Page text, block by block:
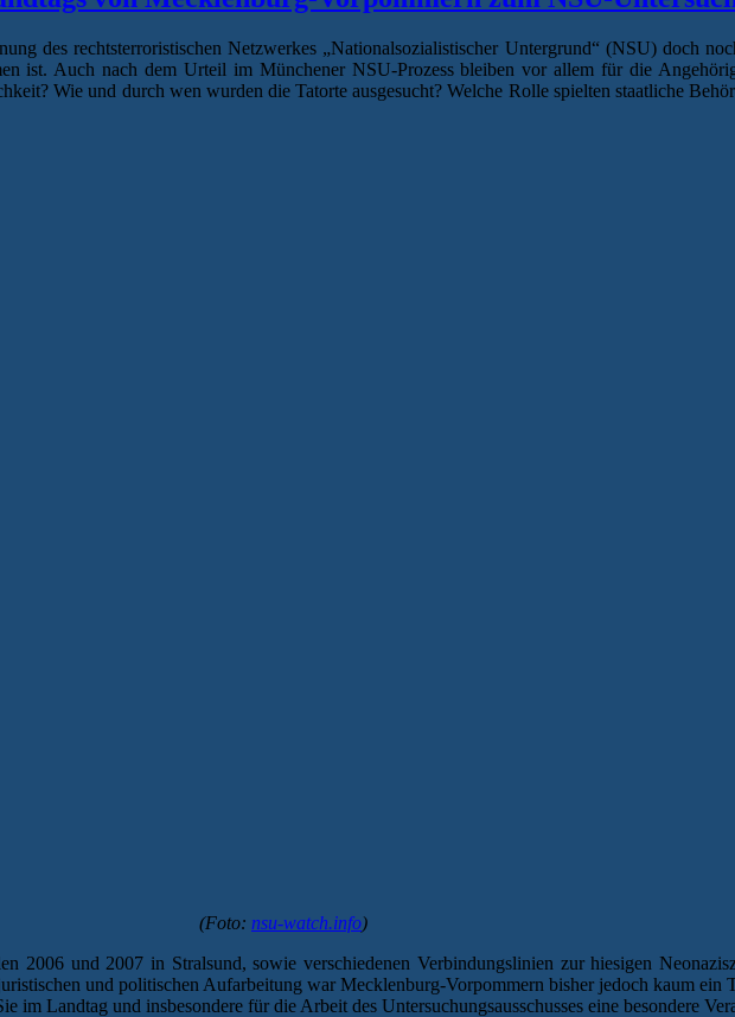
des rechtsterroristischen Netzwerkes „Nationalsozialistischer Untergrund“ (NSU) doch
ist. Auch nach dem Urteil im Münchener NSU-Prozess bleiben vor allem für die
Wie und durch wen wurden die Tatorte ausgesucht? Welche Rolle spielten staatliche
(Foto: nsu-watch.info)
und 2007 in Stralsund, sowie verschiedenen Verbindungslinien zur hiesigen
und politischen Aufarbeitung war Mecklenburg-Vorpommern bisher jedoch kaum ein
im Landtag und insbesondere für die Arbeit des Untersuchungsausschusses eine besondere